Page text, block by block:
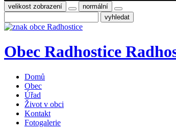
velikost zobrazení normální
Obec Radhostice
Domů
Obec
Úřad
Život v obci
Kontakt
Fotogalerie